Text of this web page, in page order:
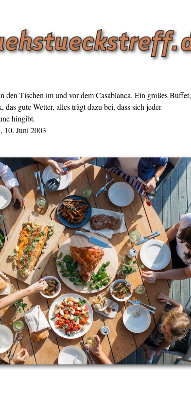
den Tischen im und vor dem Casablanca. Ein großes Buffet,
gute Wetter, alles trägt dazu bei, dass sich jeder
hingibt.
10. Juni 2003